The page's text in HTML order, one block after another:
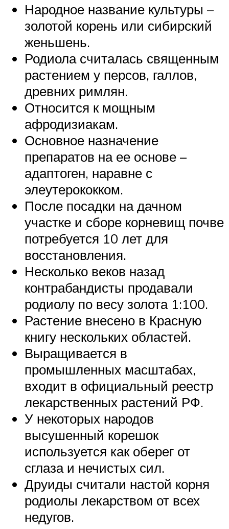
Народное название культуры –
золотой корень или сибирский
женьшень.
Родиола считалась священным
растением у персов, галлов,
древних римлян.
Относится к мощным
афродизиакам.
Основное назначение
препаратов на ее основе –
адаптоген, наравне с
элеутерококком.
После посадки на дачном
участке и сборе корневищ почве
потребуется 10 лет для
восстановления.
Несколько веков назад
контрабандисты продавали
родиолу по весу золота 1:100.
Растение внесено в Красную
книгу нескольких областей.
Выращивается в
промышленных масштабах,
входит в официальный реестр
лекарственных растений РФ.
У некоторых народов
высушенный корешок
используется как оберег от
сглаза и нечистых сил.
Друиды считали настой корня
родиолы лекарством от всех
недугов.